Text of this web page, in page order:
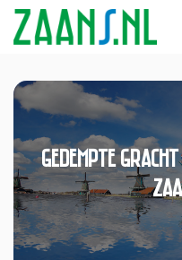
Gedempte